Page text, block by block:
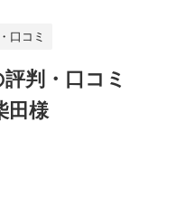
口コミ
判・口コミ
田様